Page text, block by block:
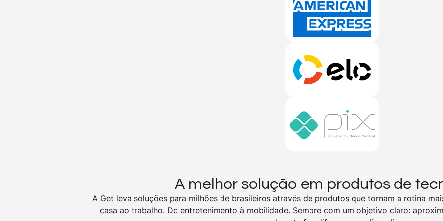
A melhor solução em produtos de
A Get leva soluções para milhões de brasileiros através de produtos que tornam a rotina
casa ao trabalho. Do entretenimento à mobilidade. Sempre com um objetivo claro: